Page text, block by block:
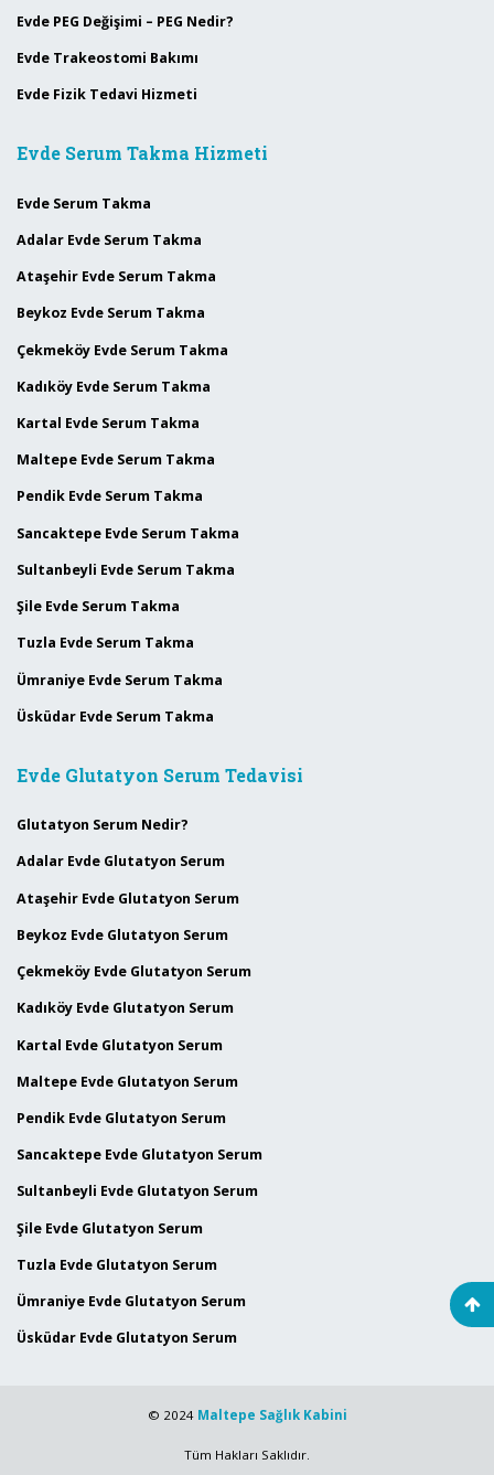
Evde PEG Değişimi – PEG Nedir?
Evde Trakeostomi Bakımı
Evde Fizik Tedavi Hizmeti
Evde Serum Takma Hizmeti
Evde Serum Takma
Adalar Evde Serum Takma
Ataşehir Evde Serum Takma
Beykoz Evde Serum Takma
Çekmeköy Evde Serum Takma
Kadıköy Evde Serum Takma
Kartal Evde Serum Takma
Maltepe Evde Serum Takma
Pendik Evde Serum Takma
Sancaktepe Evde Serum Takma
Sultanbeyli Evde Serum Takma
Şile Evde Serum Takma
Tuzla Evde Serum Takma
Ümraniye Evde Serum Takma
Üsküdar Evde Serum Takma
Evde Glutatyon Serum Tedavisi
Glutatyon Serum Nedir?
Adalar Evde Glutatyon Serum
Ataşehir Evde Glutatyon Serum
Beykoz Evde Glutatyon Serum
Çekmeköy Evde Glutatyon Serum
Kadıköy Evde Glutatyon Serum
Kartal Evde Glutatyon Serum
Maltepe Evde Glutatyon Serum
Pendik Evde Glutatyon Serum
Sancaktepe Evde Glutatyon Serum
Sultanbeyli Evde Glutatyon Serum
Şile Evde Glutatyon Serum
Tuzla Evde Glutatyon Serum
Ümraniye Evde Glutatyon Serum
Üsküdar Evde Glutatyon Serum
© 2024 Maltepe Sağlık Kabini
Tüm Hakları Saklıdır.